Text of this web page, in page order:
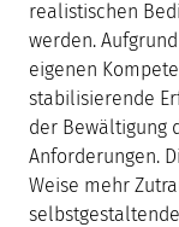
realistischen
werden.
eigenen
stabilisierende
der Bewältigung
Anforderungen.
Weise mehr